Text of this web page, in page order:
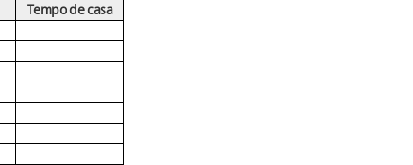
Tempo de casa